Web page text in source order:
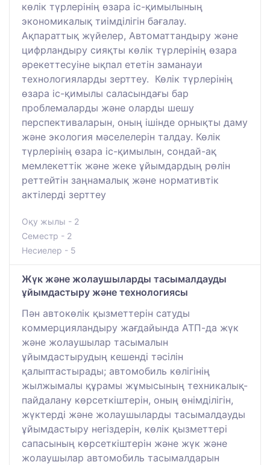
көлік түрлерінің өзара іс-қимылының
экономикалық тиімділігін бағалау.
Ақпараттық жүйелер, Автоматтандыру және
цифрландыру сияқты көлік түрлерінің өзара
әрекеттесуіне ықпал ететін заманауи
технологияларды зерттеу. Көлік түрлерінің
өзара іс-қимылы саласындағы бар
проблемаларды және оларды шешу
перспективаларын, оның ішінде орнықты даму
және экология мәселелерін талдау. Көлік
түрлерінің өзара іс-қимылын, сондай-ақ
мемлекеттік және жеке ұйымдардың рөлін
реттейтін заңнамалық және нормативтік
актілерді зерттеу
Оқу жылы - 2
Семестр - 2
Несиелер - 5
Жүк және жолаушыларды тасымалдауды
ұйымдастыру және технологиясы
Пән автокөлік қызметтерін сатуды
коммерцияландыру жағдайында АТП-да жүк
және жолаушылар тасымалын
ұйымдастырудың кешенді тәсілін
қалыптастырады; автомобиль көлігінің
жылжымалы құрамы жұмысының техникалық-
пайдалану көрсеткіштерін, оның өнімділігін,
жүктерді және жолаушыларды тасымалдауды
ұйымдастыру негіздерін, көлік қызметтері
сапасының көрсеткіштерін және жүк және
жолаушылар автомобиль тасымалдарын